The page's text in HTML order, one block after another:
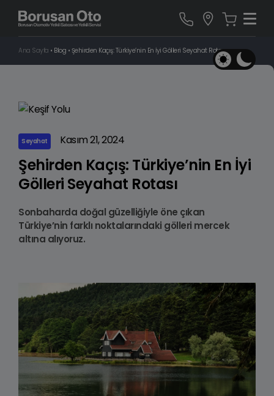
Ana Sayfa • Blog • Şehirden Kaçış: Türkiye’nin En İyi Gölleri Seyahat Rotası
Seyahat Kasım 21, 2024
Şehirden Kaçış: Türkiye’nin En İyi
Gölleri Seyahat Rotası
Sonbaharda doğal güzelliğiyle öne çıkan
Türkiye’nin farklı noktalarındaki gölleri mercek
altına alıyoruz.